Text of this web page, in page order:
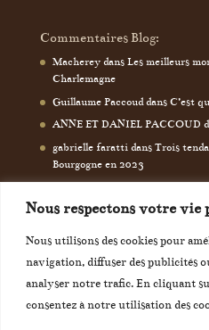
Nous respectons votre vie
Nous utilisons des cookies pour
navigation, diffuser des publicités
analyser notre trafic. En cliquant
consentez à notre utilisation des
Commentaires Blog:
Machereydans Les meilleurs
Charlemagne
Guillaume Paccouddans C’est
ANNE ET DANIEL PACCOUD
gabrielle faratti dans Trois
Bourgogne en 2023